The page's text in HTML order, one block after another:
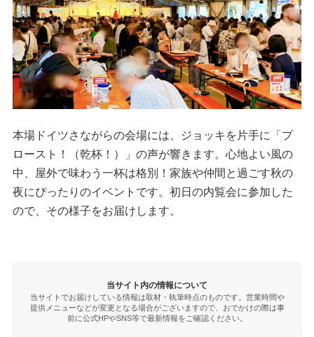
本場ドイツさながらの会場には、ジョッキを片手に「プ
ロースト！（乾杯！）」の声が響きます。心地よい風の
中、屋外で味わう一杯は格別！家族や仲間と過ごす秋の
夜にぴったりのイベントです。初日の内覧会に参加した
ので、その様子をお届けします。
当サイト内の情報について
当サイトでお届けしている情報は取材・執筆時点のものです。営業時間や
提供メニューなどが変更となる場合がございますので、おでかけの際は事
前に公式HPやSNS等で最新情報をご確認ください。